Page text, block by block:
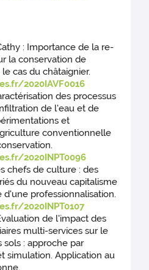
: Importance de la re-
la conservation de
cas du châtaignier.
2020IAVF0016
des processus
de l'eau et de
et
conventionnelle
2020INPT0096
chefs de culture : des
du nouveau capitalisme
d'une professionnalisation.
2020INPT0107
de l'impact des
multi-services sur le
sols : approche par
simulation. Application au